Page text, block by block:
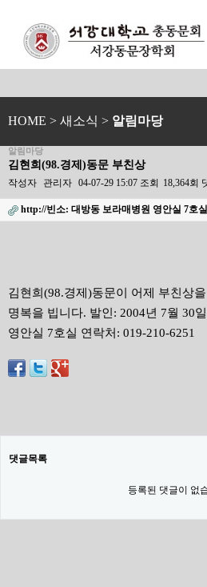
HOME > 새소식 > 알림마당
알림마당
김현희(98.경제)동문 부친상
작성자 관리자 04-07-29 15:07 조회 18,364회
http://빈소: 대방동 보라매병원 영안실 7호실
김현희(98.경제)동문이 어제 부친상
명복을 빕니다. 발인: 2004년 7월 30
영안실 7호실 연락처: 019-210-6251
댓글목록
등록된 댓글이 없